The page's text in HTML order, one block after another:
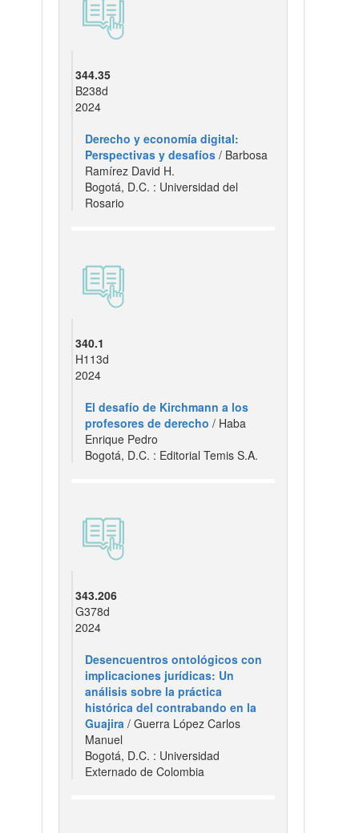
344.35
B238d
2024
Derecho y economía digital:
Perspectivas y desafíos / Barbosa
Ramírez David H.
Bogotá, D.C. : Universidad del
Rosario
340.1
H113d
2024
El desafío de Kirchmann a los
profesores de derecho / Haba
Enrique Pedro
Bogotá, D.C. : Editorial Temis S.A.
343.206
G378d
2024
Desencuentros ontológicos con
implicaciones jurídicas: Un
análisis sobre la práctica
histórica del contrabando en la
Guajira / Guerra López Carlos
Manuel
Bogotá, D.C. : Universidad
Externado de Colombia